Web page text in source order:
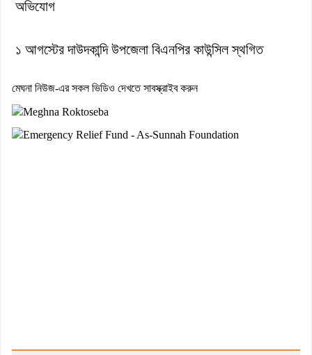
অভিযোগ
১ আগস্টের দাউদকান্দি উপজেলা বিএনপির কাউন্সিল স্থগিত
মেঘনা নিউজ-এর সকল ভিডিও দেখতে সাবস্ক্রাইব করুন